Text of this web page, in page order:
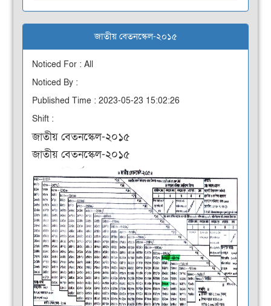
জাতীয় বেতনস্কেল-২০১৫
Noticed For : All
Noticed By :
Published Time : 2023-05-23 15:02:26
Shift :
জাতীয় বেতনস্কেল-২০১৫
জাতীয় বেতনস্কেল-২০১৫